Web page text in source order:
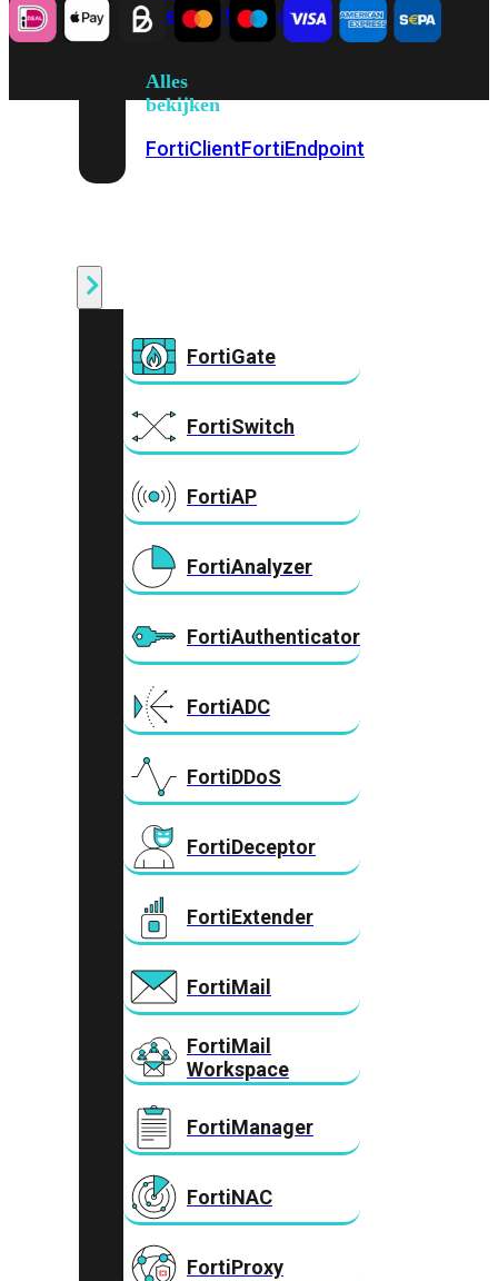
PremFortiCloud
Alles
bekijken
FortiClientFortiEndpoint
FortiGate
FortiSwitch
FortiAP
FortiAnalyzer
FortiAuthenticator
FortiADC
FortiDDoS
FortiDeceptor
FortiExtender
FortiMail
FortiMail
Workspace
FortiManager
FortiNAC
FortiProxy